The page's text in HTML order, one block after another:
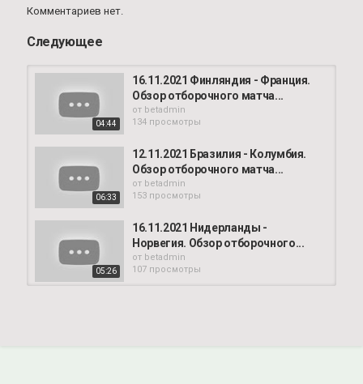
Комментариев нет.
Следующее
04:44
16.11.2021 Финляндия - Франция.
Обзор отборочного матча...
от betadmin
134 просмотры
06:33
12.11.2021 Бразилия - Колумбия.
Обзор отборочного матча...
от betadmin
153 просмотры
05:26
16.11.2021 Нидерланды -
Норвегия. Обзор отборочного...
от betadmin
107 просмотры